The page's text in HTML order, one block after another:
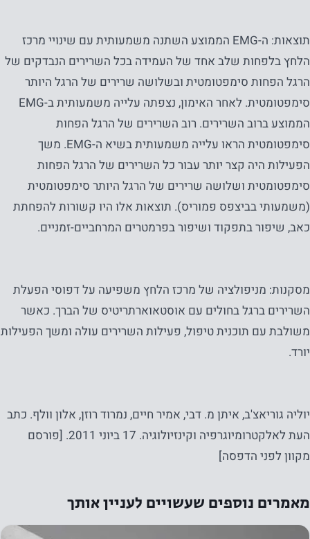
תוצאות: ה-EMG הממוצע השתנה משמעותית עם שינויי מרכז
הלחץ בלפחות שלב אחד של העמידה בכל השרירים הנבדקים של
הרגל הפחות סימפטומטית ובשלושה שרירים של הרגל היותר
סימפטומטית. לאחר האימון, נצפתה עלייה משמעותית ב-EMG
הממוצע ברוב השרירים. רוב השרירים של הרגל הפחות
סימפטומטית הראו עלייה משמעותית בשיא ה-EMG. משך
הפעילות היה קצר יותר עבור כל השרירים של הרגל הפחות
סימפטומטית ושלושה שרירים של הרגל היותר סימפטומטית
(משמעותי בביצפס פמוריס). תוצאות אלו היו קשורות להפחתת
כאב, שיפור בתפקוד ושיפור בפרמטרים המרחביים-זמניים.
מסקנות: מניפולציה של מרכז הלחץ משפיעה על דפוסי הפעלת
השרירים ברגל בחולים עם אוסטאוארתריטיס של הברך. כאשר
משולבת עם תוכנית טיפול, פעילות השרירים עולה ומשך הפעילות
יורד.
יוליה גוריאצ'ב, איתן מ. דבי, אמיר חיים, נמרוד רוזן, אלון וולף. כתב
העת לאלקטרומיוגרפיה וקינזיולוגיה. 17 ביוני 2011. [פורסם
מקוון לפני הדפסה]
מאמרים נוספים שעשויים לעניין אותך